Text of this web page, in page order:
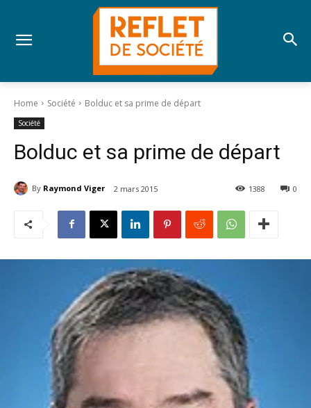
Home Société Bolduc et sa prime de départ
Société
Bolduc et sa prime de départ
By Raymond Viger 2 mars 2015 0
1388